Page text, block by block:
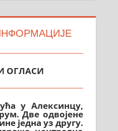
ОГЛАСИ
у Алексинцу,
једна уз другу.
централно
и дрва. Две